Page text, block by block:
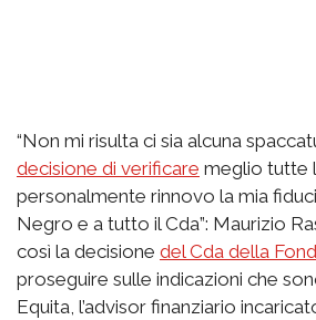
“Non mi risulta ci sia alcuna
decisione di verificare meglio tutte
personalmente rinnovo la mia
Negro e a tutto il Cda”: Maurizio
così la decisione del Cda della
proseguire sulle indicazioni che
Equita, l’advisor finanziario